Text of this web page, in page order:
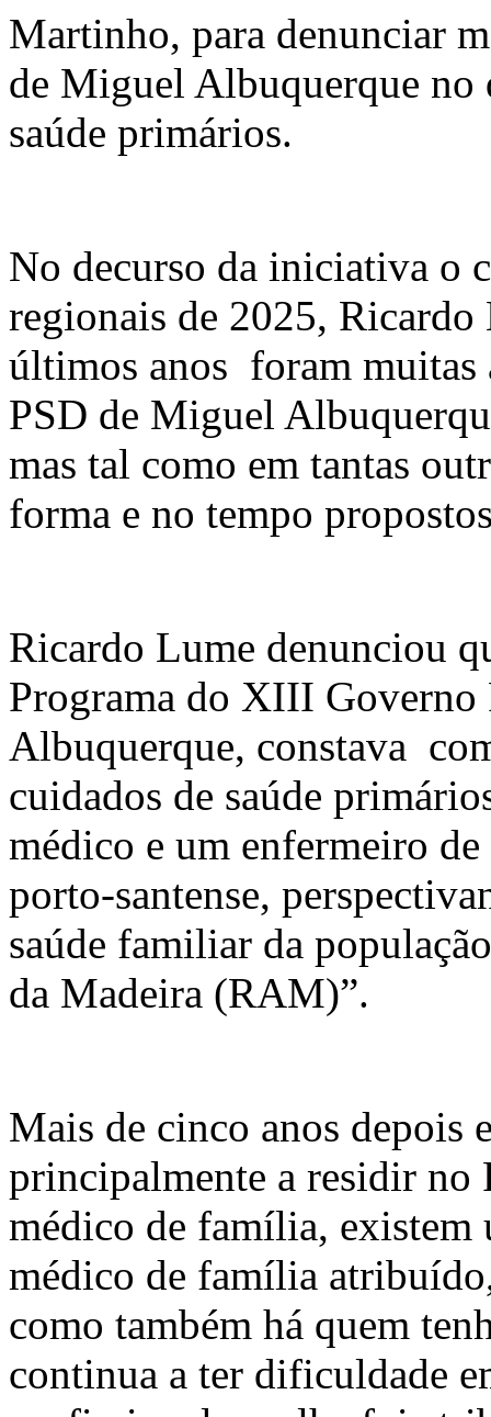
Martinho, para denunciar
de Miguel Albuquerque no
saúde primários.
No decurso da iniciativa o
regionais de 2025,
últimos anos foram muitas
PSD de Miguel
mas tal como em tantas
forma e no tempo
Ricardo Lume denunciou
Programa do XIII
Albuquerque, constava
cuidados de saúde
médico e um enfermeiro
porto-santense,
saúde familiar da
da Madeira (RAM)”.
Mais de cinco anos depois
principalmente a residir no
médico de família, existem
médico de família
como também há quem
continua a ter dificuldade